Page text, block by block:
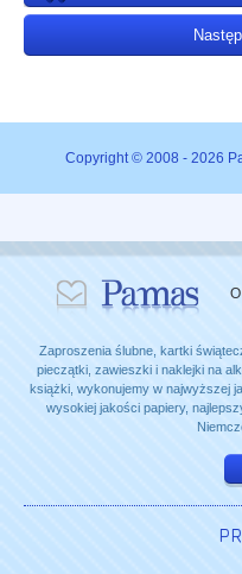
Copyright © 2008 - 2026
Zaproszenia ślubne, kartki
pieczątki, zawieszki i naklejki na
książki, wykonujemy w najwyższej
wysokiej jakości papiery,